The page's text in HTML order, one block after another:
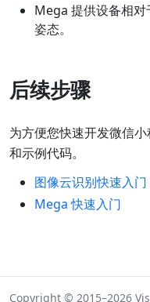
Mega 提供设备相
姿态。
后续步骤
为方便您快速开发微信
和示例代码。
图像云识别快速入门
Mega 快速入门
Copyright © 2015–2026